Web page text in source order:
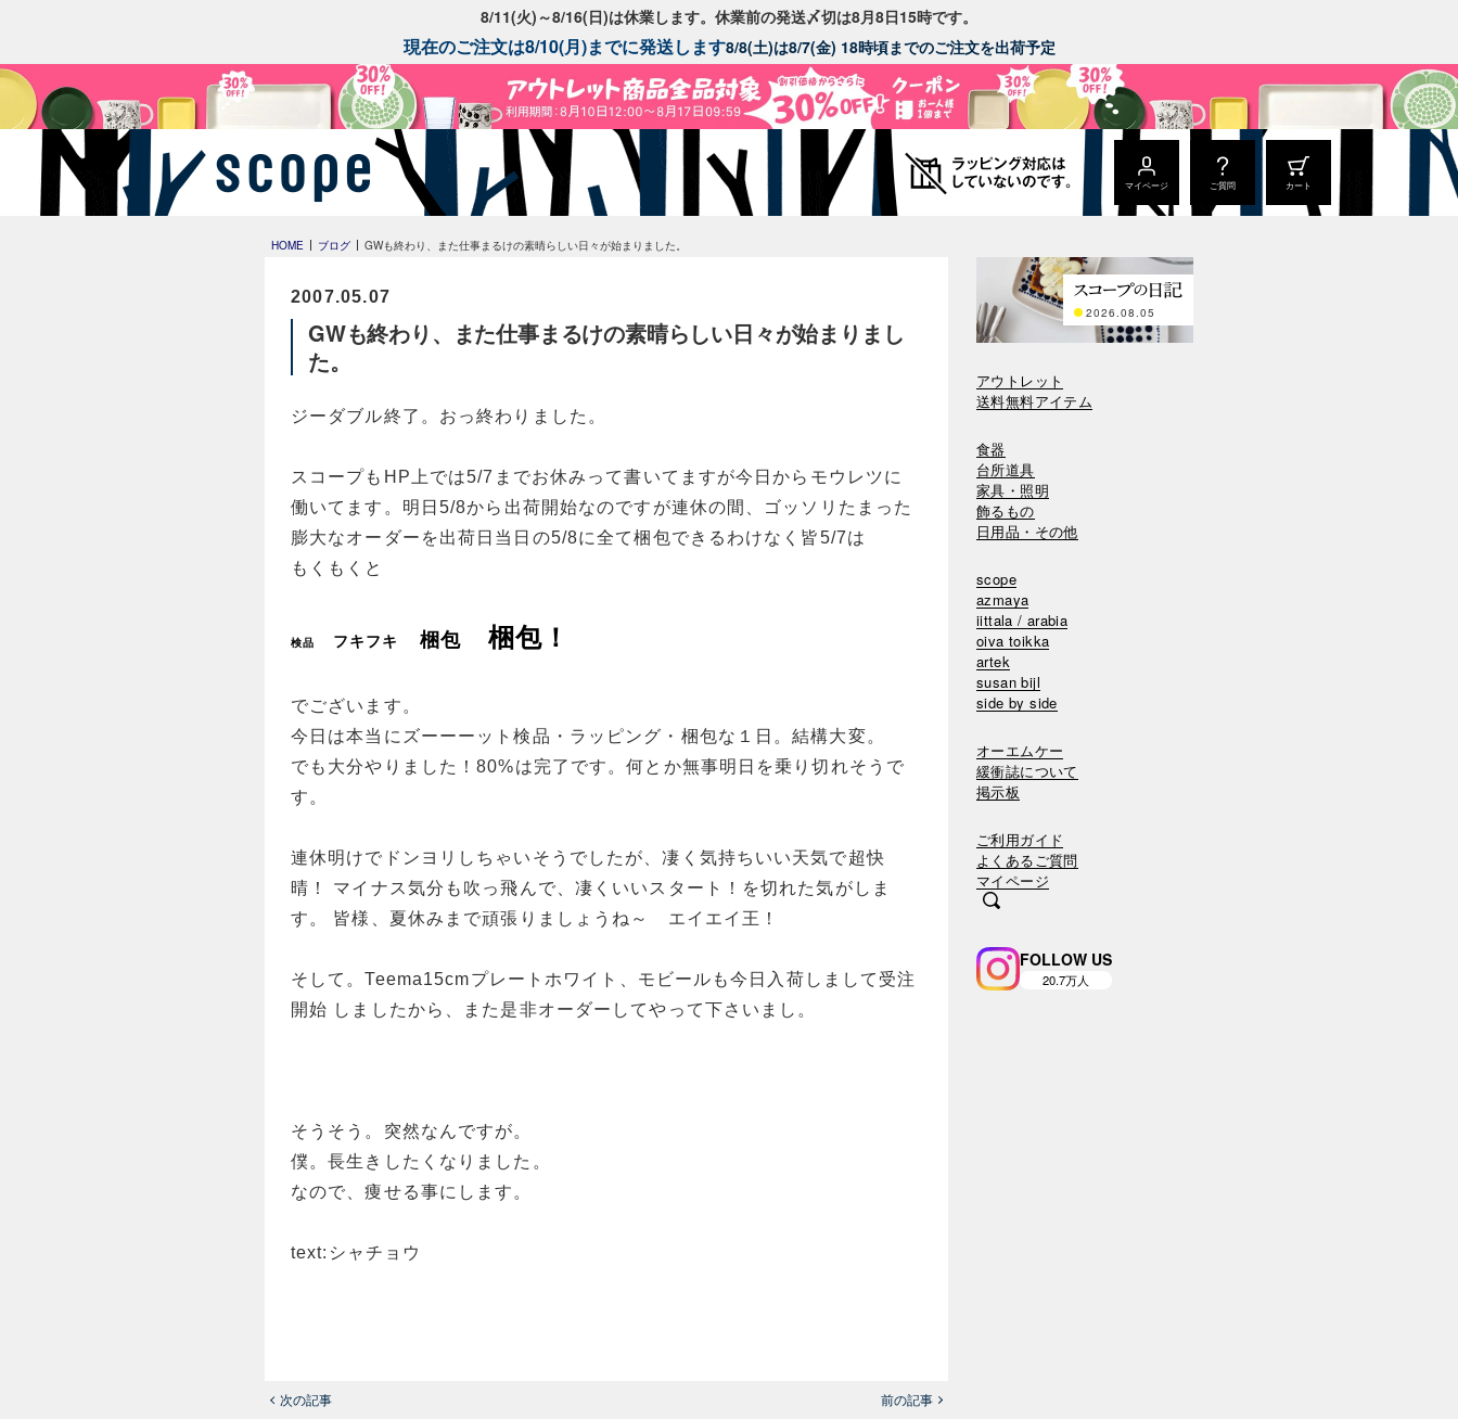
8/11(火)～8/16(日)は休業します。休業前の発送〆切は8月8日15時です。
現在のご注文は8/10(月)までに発送します8/8(土)は8/7(金) 18時頃までのご注文を出荷予定
マイページ ご質問 カート
HOME ブログ GWも終わり、また仕事まるけの素晴らしい日々が始まりました。
2007.05.07
GWも終わり、また仕事まるけの素晴らしい日々が始まりまし
た。
ジーダブル終了。おっ終わりました。
スコープもHP上では5/7までお休みって書いてますが今日からモウレツに
働いてます。明日5/8から出荷開始なのですが連休の間、ゴッソリたまった
膨大なオーダーを出荷日当日の5/8に全て梱包できるわけなく皆5/7は
もくもくと
検品 フキフキ 梱包 梱包！
でございます。
今日は本当にズーーーット検品・ラッピング・梱包な１日。結構大変。
でも大分やりました！80%は完了です。何とか無事明日を乗り切れそうで
す。
連休明けでドンヨリしちゃいそうでしたが、凄く気持ちいい天気で超快
晴！ マイナス気分も吹っ飛んで、凄くいいスタート！を切れた気がしま
す。 皆様、夏休みまで頑張りましょうね～ エイエイ王！
そして。Teema15cmプレートホワイト、モビールも今日入荷しまして受注
開始 しましたから、また是非オーダーしてやって下さいまし。
そうそう。突然なんですが。
僕。長生きしたくなりました。
なので、痩せる事にします。
text:シャチョウ
次の記事 前の記事
2026.08.05
アウトレット
送料無料アイテム
食器
台所道具
家具・照明
飾るもの
日用品・その他
scope
azmaya
iittala / arabia
oiva toikka
artek
susan bijl
side by side
オーエムケー
緩衝誌について
掲示板
ご利用ガイド
よくあるご質問
マイページ
FOLLOW US